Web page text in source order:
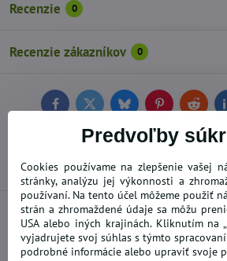
Recenzie 0
Recenzie zákazníkov 0
FacebookTwitterBlueskyPinterestReddit
NOVÝ A DOPLNENÝ TOVAR
Predvoľby
Cookies používame na zlepšenie vašej
stránky, analýzu jej výkonnosti a
používaní. Na tento účel môžeme použiť
strán a zhromaždené údaje sa môžu
USA alebo iných krajinách. Kliknutím na
vyjadrujete svoj súhlas s týmto
podrobné informácie alebo upraviť svoje